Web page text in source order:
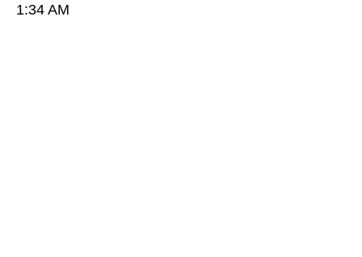
1:34 AM